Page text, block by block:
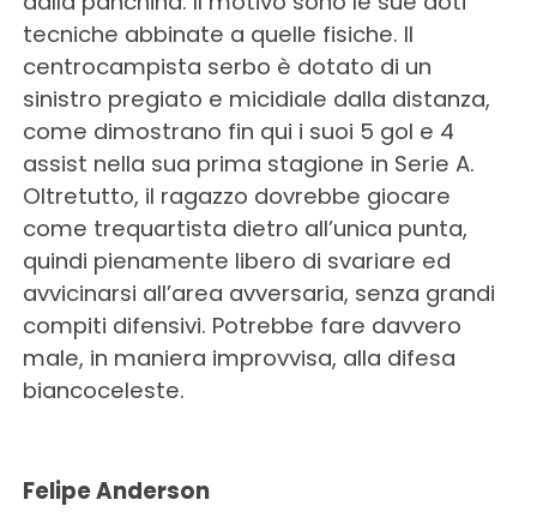
tecniche abbinate a quelle fisiche. Il
centrocampista serbo è dotato di un
sinistro pregiato e micidiale dalla distanza,
come dimostrano fin qui i suoi 5 gol e 4
assist nella sua prima stagione in Serie A.
Oltretutto, il ragazzo dovrebbe giocare
come trequartista dietro all’unica punta,
quindi pienamente libero di svariare ed
avvicinarsi all’area avversaria, senza grandi
compiti difensivi. Potrebbe fare davvero
male, in maniera improvvisa, alla difesa
biancoceleste.
Felipe Anderson